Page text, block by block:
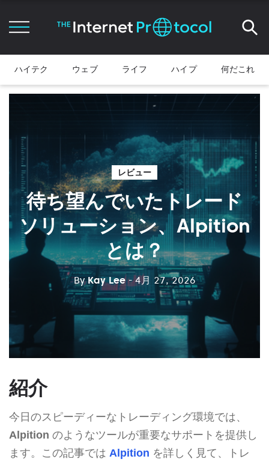
ハイテク ウェブ ライフ ハイプ 何だこれ
レビュー
待ち望んでいたトレード
ソリューション、Alpition
とは？
ByKay Lee - 4月 27, 2026
紹介
今日のスピーディーなトレーディング環境では、
Alpition のようなツールが重要なサポートを提供し
ます。この記事では Alpition を詳しく見て、トレ